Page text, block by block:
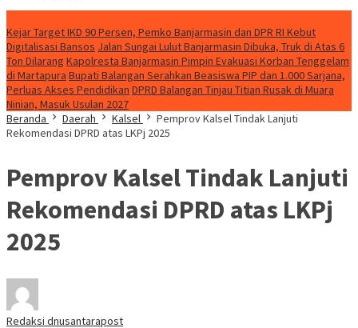
Kejar Target IKD 90 Persen, Pemko Banjarmasin dan DPR RI Kebut
Digitalisasi Bansos Jalan Sungai Lulut Banjarmasin Dibuka, Truk di Atas 6
Ton Dilarang Kapolresta Banjarmasin Pimpin Evakuasi Korban Tenggelam
di Martapura Bupati Balangan Serahkan Beasiswa PIP dan 1.000 Sarjana,
Perluas Akses Pendidikan DPRD Balangan Tinjau Titian Rusak di Muara
Ninian, Masuk Usulan 2027
Beranda
Daerah Kalsel
Pemprov Kalsel Tindak Lanjuti
Rekomendasi DPRD atas LKPj 2025
Pemprov Kalsel Tindak Lanjuti
Rekomendasi DPRD atas LKPj
2025
Redaksi dnusantarapost